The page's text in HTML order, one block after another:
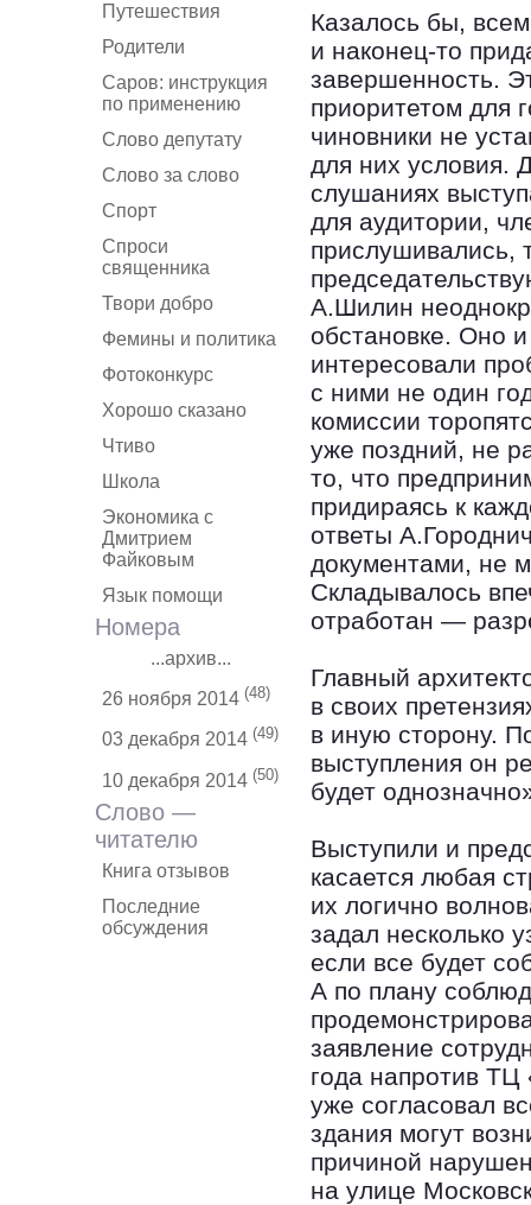
Путешествия
Родители
Саров: инструкция
по применению
Слово депутату
Слово за слово
Спорт
Спроси
священника
Твори добро
Фемины и политика
Фотоконкурс
Хорошо сказано
Чтиво
Школа
Экономика с
Дмитрием
Файковым
Язык помощи
Номера
...архив...
26 ноября 2014 (48)
03 декабря 2014 (49)
10 декабря 2014 (50)
Слово —
читателю
Книга отзывов
Последние
обсуждения
Казалось бы,
и наконец-то
завершенность.
приоритетом для
чиновники не
для них условия.
слушаниях
для аудитории,
прислушивались,
А.Шилин
обстановке. Оно
интересовали
с ними не один
комиссии
уже поздний, не
то, что
придираясь к
ответы
документами, не
Складывалось
отработан —
Главный
в своих
в иную сторону.
выступления он
будет
Выступили и
касается любая
их логично
задал несколько
если все будет
А по плану
заявление
года напротив
уже согласовал
здания могут
причиной
на улице